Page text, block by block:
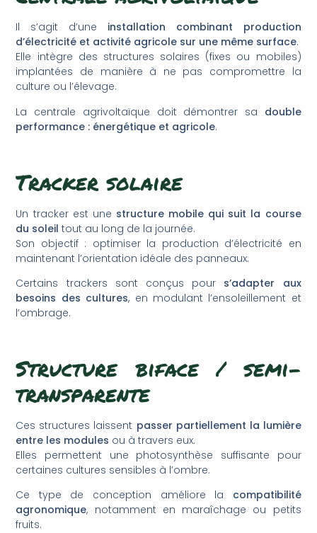
Il s’agit d’une installation combinant production
d’électricité et activité agricole sur une même surface.
Elle intègre des structures solaires (fixes ou mobiles)
implantées de manière à ne pas compromettre la
culture ou l’élevage.
La centrale agrivoltaïque doit démontrer sa double
performance : énergétique et agricole.
Tracker solaire
Un tracker est une structure mobile qui suit la course
du soleil tout au long de la journée.
Son objectif : optimiser la production d’électricité en
maintenant l’orientation idéale des panneaux.
Certains trackers sont conçus pour s’adapter aux
besoins des cultures, en modulant l’ensoleillement et
l’ombrage.
Structure biface / semi-
transparente
Ces structures laissent passer partiellement la lumière
entre les modules ou à travers eux.
Elles permettent une photosynthèse suffisante pour
certaines cultures sensibles à l’ombre.
Ce type de conception améliore la compatibilité
agronomique, notamment en maraîchage ou petits
fruits.